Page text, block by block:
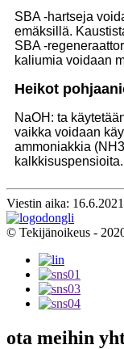
SBA -hartseja
emäksillä.
SBA -
kaliumia voidaan
Heikot
NaOH: ta
vaikka voidaan
ammoniakkia
kalkkisuspensioita.
Viestin aika: 16.6.2021
© Tekijänoikeus -
ota meihin